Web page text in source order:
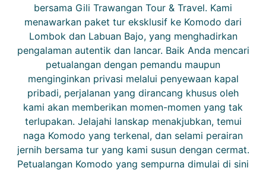
bersama Gili Trawangan Tour & Travel. Kami
menawarkan paket tur eksklusif ke Komodo dari
Lombok dan Labuan Bajo, yang menghadirkan
pengalaman autentik dan lancar. Baik Anda mencari
petualangan dengan pemandu maupun
menginginkan privasi melalui penyewaan kapal
pribadi, perjalanan yang dirancang khusus oleh
kami akan memberikan momen-momen yang tak
terlupakan. Jelajahi lanskap menakjubkan, temui
naga Komodo yang terkenal, dan selami perairan
jernih bersama tur yang kami susun dengan cermat.
Petualangan Komodo yang sempurna dimulai di sini